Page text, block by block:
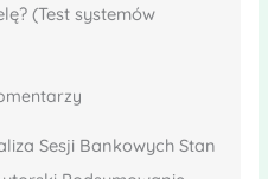
(Test systemów
Sesji Bankowych Stan